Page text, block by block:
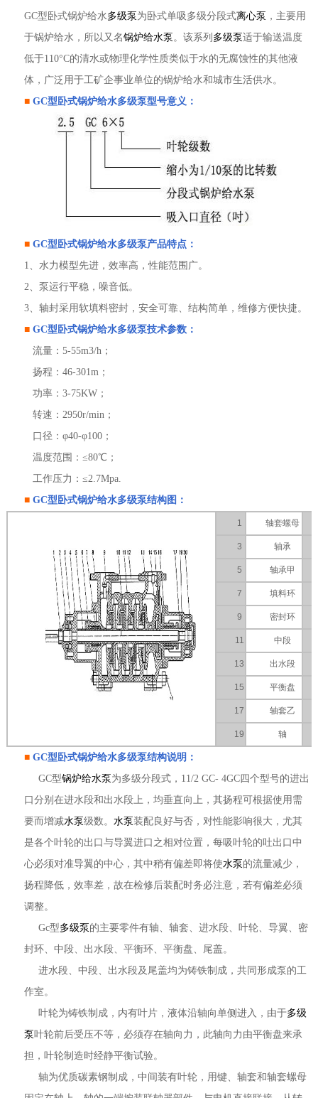
GC型卧式锅炉给水多级泵 为卧式单吸多级分段式离心泵 ，主要用
于锅炉给水，所以又名锅炉给水泵 。该系列 多级泵适于输送温度
低于110°C的清水或物理化学性质类似于水的无腐蚀性的其他液
体，广泛用于工矿企事业单位的锅炉给水和城市生活供水。
■ GC型 卧式锅炉给水多级泵型号意义：
■ GC型 卧式锅炉给水多级泵产品特点：
1、水力模型先进，效率高，性能范围广。
2、泵运行平稳，噪音低。
3、轴封采用软填料密封，安全可靠、结构简单，维修方便快捷。
■ GC型 卧式锅炉给水多级泵技术参数：
流量：5-55m3/h；
扬程：46-301m；
功率：3-75KW；
转速：2950r/min；
口径：φ40-φ100；
温度范围：≤80℃；
工作压力：≤2.7Mpa.
■ GC型 卧式锅炉给水多级泵结构图：
1 轴套螺母
3 轴承
5 轴承甲
7 填料环
9 密封环
11 中段
13 出水段
15 平衡盘
17 轴套乙
19 轴
■ GC型 卧式锅炉给水多级泵结构说明：
GC型锅炉给水泵 为多级分段式，11/2 GC- 4GC四个型号的进出
口分别在进水段和出水段上，均垂直向上，其扬程可根据使用需
要而增减水泵级数。 水泵装配良好与否，对性能影响很大，尤其
是各个叶轮的出口与导翼进口之相对位置，每吸叶轮的吐出口中
心必须对准导翼的中心，其中稍有偏差即将使水泵 的流量减少，
扬程降低，效率差，故在检修后装配时务必注意，若有偏差必须
调整。
Gc型多级泵 的主要零件有轴、轴套、进水段、叶轮、导翼、密
封环、中段、出水段、平衡环、平衡盘、尾盖。
进水段、中段、出水段及尾盖均为铸铁制成，共同形成泵的工
作室。
叶轮为铸铁制成，内有叶片，液体沿轴向单侧进入，由于多级
泵叶轮前后受压不等，必须存在轴向力，此轴向力由平衡盘来承
担，叶轮制造时经静平衡试验。
轴为优质碳素钢制成，中间装有叶轮，用键、轴套和轴套螺母